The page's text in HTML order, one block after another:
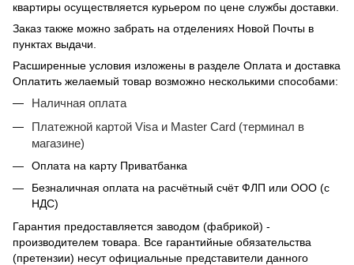
квартиры осуществляется курьером по цене службы доставки.
Заказ также можно забрать на отделениях Новой Почты в
пунктах выдачи.
Расширенные условия изложены в разделе Оплата и доставка
Оплатить желаемый товар возможно несколькими способами:
Наличная оплата
Платежной картой Visa и Master Card (терминал в
магазине)
Оплата на карту Приватбанка
Безналичная оплата на расчётный счёт ФЛП или ООО (с
НДС)
Гарантия предоставляется заводом (фабрикой) -
производителем товара. Все гарантийные обязательства
(претензии) несут официальные представители данного